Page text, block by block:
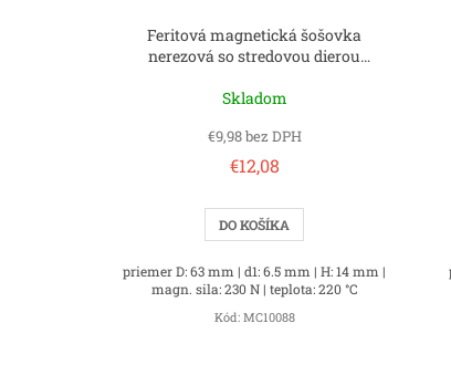
Feritová magnetická šošovka
nerezová so stredovou dierou
Skladom
€9,98 bez DPH
€12,08
DO KOŠÍKA
priemer D: 63 mm | d1: 6.5 mm | H: 14 mm |
magn. sila: 230 N | teplota: 220 °C
Kód: MC10088